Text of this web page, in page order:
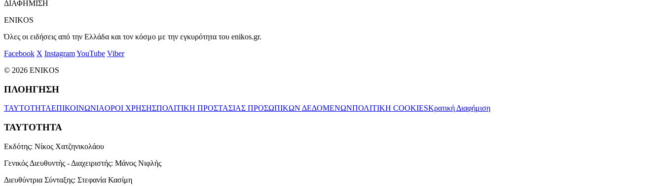
ΔΙΑΦΗΜΙΣΗ
ENIKOS
Όλες οι ειδήσεις από την Ελλάδα και τον κόσμο με την εγκυρότητα του enikos.gr.
Facebook X InstagramYouTube Viber
© 2026 ENIKOS
ΠΛΟΗΓΗΣΗ
ΤΑΥΤΟΤΗΤΑΕΠΙΚΟΙΝΩΝΙΑΟΡΟΙ ΧΡΗΣΗΣΠΟΛΙΤΙΚΗ ΠΡΟΣΤΑΣΙΑΣ ΠΡΟΣΩΠΙΚΩΝ ΔΕΔΟΜΕΝΩΝΠΟΛΙΤΙΚΗ COOKIESΚρατική Διαφήμιση
ΤΑΥΤΟΤΗΤΑ
Εκδότης: Νίκος Χατζηνικολάου
Γενικός Διευθυντής - Διαχειριστής: Μάνος Νιφλής
Διευθύντρια Σύνταξης: Στεφανία Κασίμη